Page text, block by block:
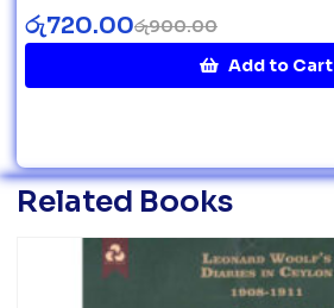
රු900.00
රු720.00
Add to Cart
Related Books